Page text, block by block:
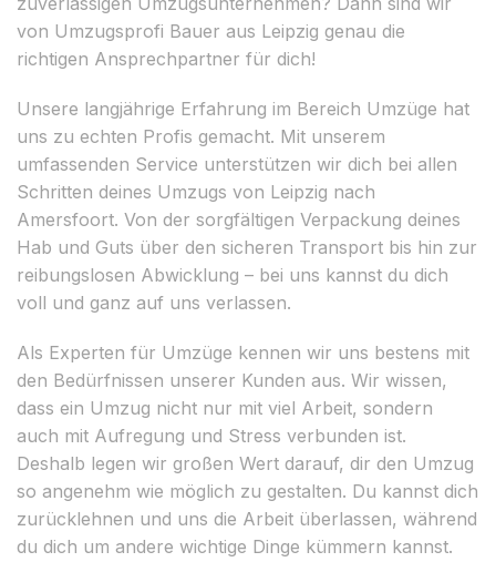
von Umzugsprofi Bauer aus Leipzig genau die
richtigen Ansprechpartner für dich!
Unsere langjährige Erfahrung im Bereich Umzüge hat
uns zu echten Profis gemacht. Mit unserem
umfassenden Service unterstützen wir dich bei allen
Schritten deines Umzugs von Leipzig nach
Amersfoort. Von der sorgfältigen Verpackung deines
Hab und Guts über den sicheren Transport bis hin zur
reibungslosen Abwicklung – bei uns kannst du dich
voll und ganz auf uns verlassen.
Als Experten für Umzüge kennen wir uns bestens mit
den Bedürfnissen unserer Kunden aus. Wir wissen,
dass ein Umzug nicht nur mit viel Arbeit, sondern
auch mit Aufregung und Stress verbunden ist.
Deshalb legen wir großen Wert darauf, dir den Umzug
so angenehm wie möglich zu gestalten. Du kannst dich
zurücklehnen und uns die Arbeit überlassen, während
du dich um andere wichtige Dinge kümmern kannst.